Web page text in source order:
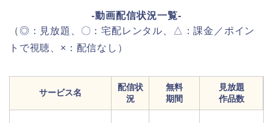
-動画配信状況一覧-
（◎：見放題、〇：宅配レンタル、△：課金／ポイン
トで視聴、×：配信なし）
サービス名
配信状
況
無料
期間
見放題
作品数